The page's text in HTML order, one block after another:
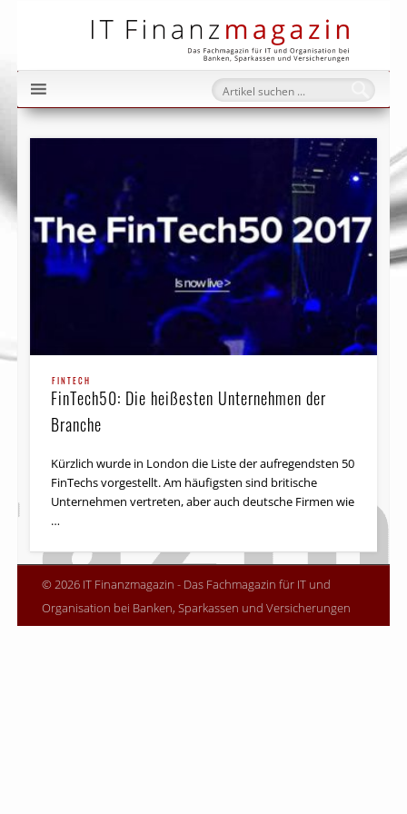
FINTECH
FinTech50: Die heißesten Unternehmen der
Branche
Kürzlich wurde in London die Liste der aufregendsten 50
FinTechs vorgestellt. Am häufigsten sind britische
Unternehmen vertreten, aber auch deutsche Firmen wie
…
© 2026 IT Finanzmagazin - Das Fachmagazin für IT und
Organisation bei Banken, Sparkassen und Versicherungen